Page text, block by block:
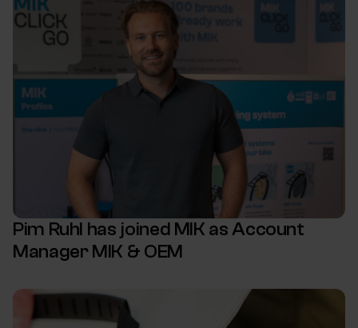
Pim Ruhl has joined MIK as Account
Manager MIK & OEM